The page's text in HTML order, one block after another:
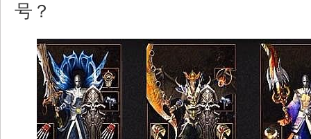
号？